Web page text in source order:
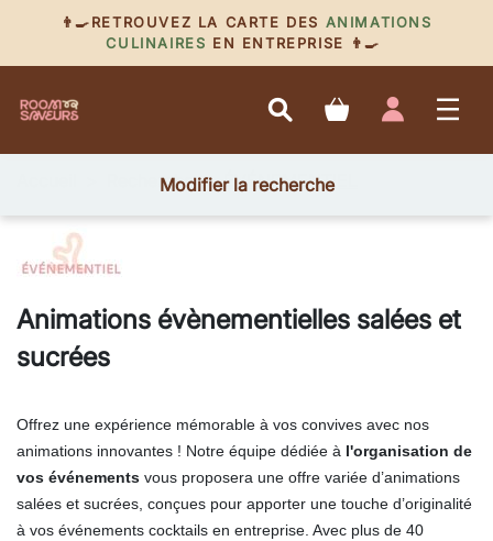
👨‍🍳RETROUVEZ LA CARTE DES ANIMATIONS
CULINAIRES EN ENTREPRISE 👨‍🍳
Modifier la recherche
Recherche ÉVÉNEMENTIEL
Animations évènementielles salées et
sucrées
Offrez une expérience mémorable à vos convives avec nos
animations innovantes ! Notre équipe dédiée à l'organisation de
vos événements vous proposera une offre variée d’animations
salées et sucrées, conçues pour apporter une touche d’originalité
à vos événements cocktails en entreprise. Avec plus de 40